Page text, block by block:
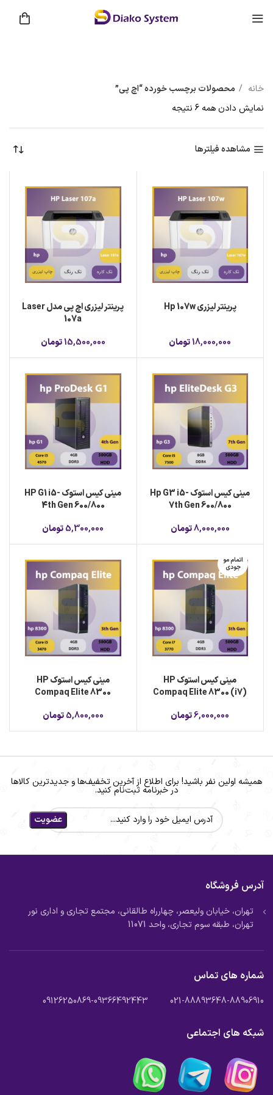
خانه
محصولات برچسب خورده “اچ پی”
نمایش دادن همه 6 نتیجه
مشاهده فیلترها
پرینتر لیزری Hp 107w
18,000,000تومان
پرینتر لیزری اچ پی مدل Laser
107a
15,500,000تومان
مینی کیس استوک Hp G3 i5-
7th Gen 600/800
8,000,000تومان
مینی کیس استوک HP G1 i5-
4th Gen 600/800
5,300,000تومان
اتمام مو
جودی
مینی کیس استوک HP
Compaq Elite 8300 (i7)
6,000,000تومان
مینی کیس استوک HP
Compaq Elite 8300
5,800,000 تومان
همیشه اولین نفر باشید! برای اطلاع از آخرین تخفیف‌ها و جدیدترین کالاها
در خبرنامه ثبت‌نام کنید.
آدرس فروشگاه
تهران، خیابان ولیعصر، چهارراه طالقانی، مجتمع تجاری و اداری نور
تهران، طبقه سوم تجاری، واحد 11071
شماره های تماس
021-88893648-88906910 09126250869-09366492443
شبکه های اجتماعی